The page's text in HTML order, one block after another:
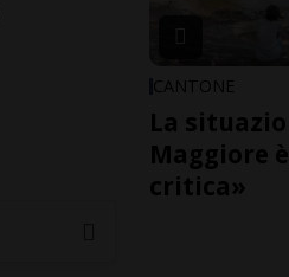
CANTONE
La
Maggiore
critica»